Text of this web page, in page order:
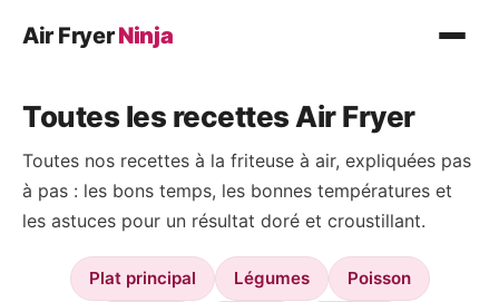
Air FryerNinja
Plat principal
Légumes
Poisson
Desserts
Toutes les recettes Air Fryer
Toutes nos recettes à la friteuse à air, expliquées pas
à pas : les bons temps, les bonnes températures et
les astuces pour un résultat doré et croustillant.
Plat principal Légumes Poisson